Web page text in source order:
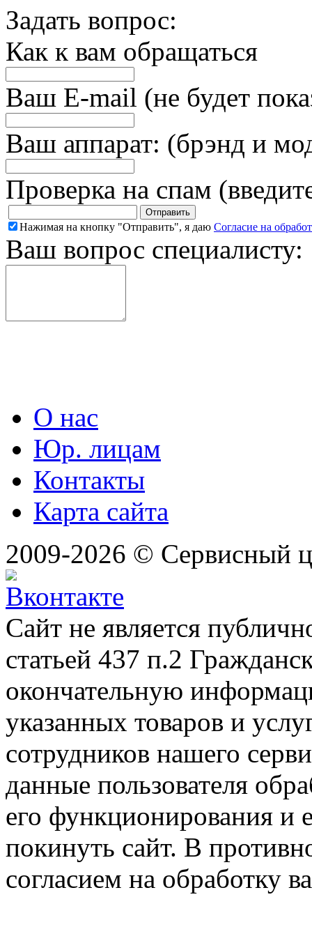
Задать вопрос:
Как к вам обращаться
Ваш E-mail (не будет
Ваш аппарат: (брэнд и
Проверка на спам
Нажимая на кнопку "Отправить", я даю Согласие на
Ваш вопрос специалисту:
О нас
Юр. лицам
Контакты
Карта сайта
2009-2026 © Сервисный
Сайт не является
статьей 437 п.2
окончательную
указанных товаров и
сотрудников нашего
данные пользователя
его функционирования и
покинуть сайт. В
согласием на обработку